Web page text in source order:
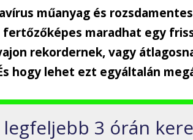
műanyag és
fertőzőképes maradhat egy
rekordernek, vagy
hogy lehet ezt egyáltalán
3 órán